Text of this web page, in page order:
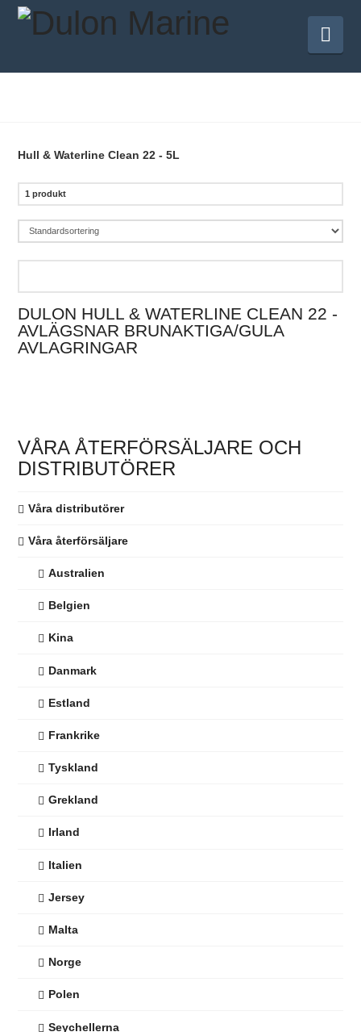
Hull & Waterline Clean 22 - 5L
1 produkt
DULON HULL & WATERLINE CLEAN 22 -
AVLÄGSNAR BRUNAKTIGA/GULA
AVLAGRINGAR
flera
varianter.
olika
alternativen
väljas
produktsidan
VÅRA ÅTERFÖRSÄLJARE OCH
DISTRIBUTÖRER
Våra distributörer
Våra återförsäljare
Australien
Belgien
Kina
Danmark
Estland
Frankrike
Tyskland
Grekland
Irland
Italien
Jersey
Malta
Norge
Polen
Seychellerna